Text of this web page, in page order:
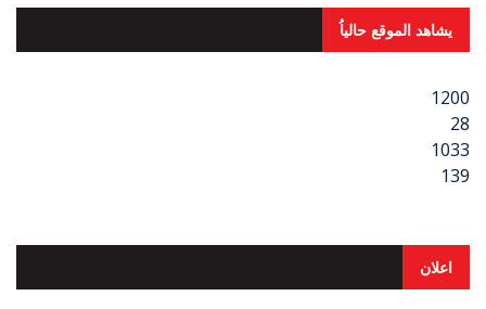
يشاهد الموقع حالياُ
1200
28
1033
139
اعلان